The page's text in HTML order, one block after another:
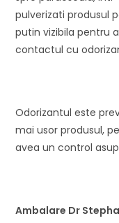
pulverizati produsul
putin vizibila pentru
contactul cu
Odorizantul este
mai usor produsul,
avea un control
Ambalare Dr